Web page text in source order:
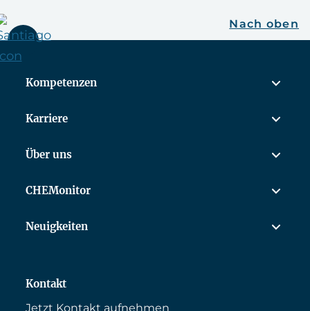
Nach oben
Kompetenzen
Karriere
Über uns
CHEMonitor
Neuigkeiten
Kontakt
Jetzt Kontakt aufnehmen